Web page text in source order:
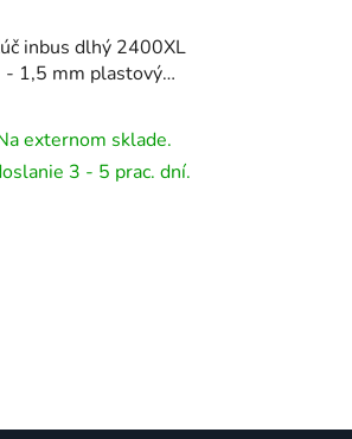
inbus dlhý 2400XL
- 1,5 mm plastový
externom sklade.
3 - 5 prac. dní.